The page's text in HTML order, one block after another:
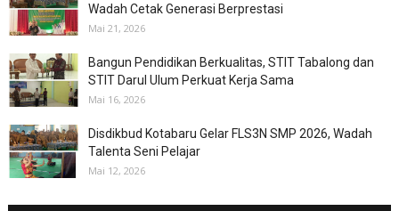
Wadah Cetak Generasi Berprestasi
Mai 21, 2026
Bangun Pendidikan Berkualitas, STIT Tabalong dan
STIT Darul Ulum Perkuat Kerja Sama
Mai 16, 2026
Disdikbud Kotabaru Gelar FLS3N SMP 2026, Wadah
Talenta Seni Pelajar
Mai 12, 2026